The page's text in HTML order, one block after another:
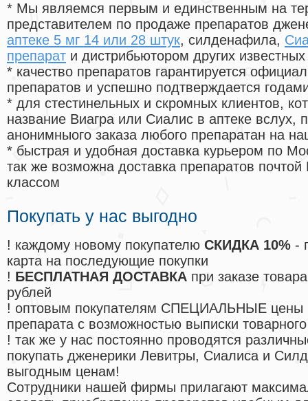
* Мы являемся первым и единственным на
представителем по продаже препаратов
аптеке 5 мг 14 или 28 штук, силденафила,
препарат и дистрибьютором других
* качество препаратов гарантируется
препаратов и успешно подтверждается
* для стестинельных и скромных клиентов,
название Виагра или Сиалис в аптеке вслух,
анонимныого заказа любого препаратан на
* быстрая и удобная доставка курьером по
так же возможна доставка препаратов
классом
Покупать у нас выгодно
! каждому новому покупателю СКИДКА 10% -
карта на последующие покупки
! БЕСПЛАТНАЯ ДОСТАВКА при заказе
рублей
! оптовым покупателям СПЕЦИАЛЬНЫЕ цены
препарата с возможностью выписки
! так же у нас постоянно проводятся
покупать дженерики Левитры, Сиалиса и
выгодным ценам!
Cотрудники нашей фирмы прилагают